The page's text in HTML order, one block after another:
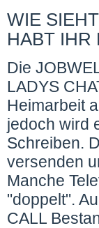
WIE
HABT IHR
Die
LADYS
Heimarbeit
jedoch wird
Schreiben.
versenden
Manche
"doppelt".
CALL